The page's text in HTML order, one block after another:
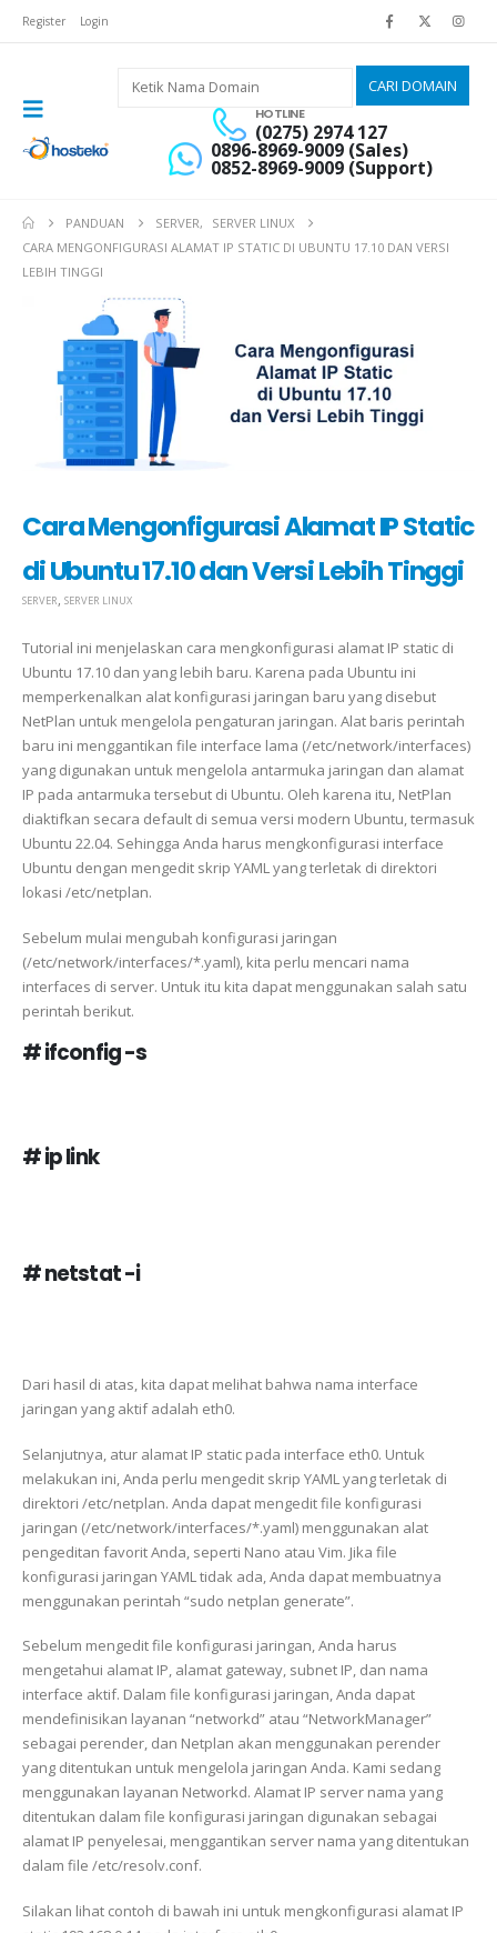
Register Login
HOTLINE
(0275) 2974 127
0896-8969-9009 (Sales)
0852-8969-9009 (Support)
PANDUAN SERVER,
SERVER LINUX
CARA MENGONFIGURASI ALAMAT IP STATIC DI UBUNTU 17.10 DAN VERSI
LEBIH TINGGI
Cara Mengonfigurasi Alamat IP Static
di Ubuntu 17.10 dan Versi Lebih Tinggi
SERVER SERVER LINUX
Tutorial ini menjelaskan cara mengkonfigurasi alamat IP static di
Ubuntu 17.10 dan yang lebih baru. Karena pada Ubuntu ini
memperkenalkan alat konfigurasi jaringan baru yang disebut
NetPlan untuk mengelola pengaturan jaringan. Alat baris perintah
baru ini menggantikan file interface lama (/etc/network/interfaces)
yang digunakan untuk mengelola antarmuka jaringan dan alamat
IP pada antarmuka tersebut di Ubuntu. Oleh karena itu, NetPlan
diaktifkan secara default di semua versi modern Ubuntu, termasuk
Ubuntu 22.04. Sehingga Anda harus mengkonfigurasi interface
Ubuntu dengan mengedit skrip YAML yang terletak di direktori
lokasi /etc/netplan.
Sebelum mulai mengubah konfigurasi jaringan
(/etc/network/interfaces/*.yaml), kita perlu mencari nama
interfaces di server. Untuk itu kita dapat menggunakan salah satu
perintah berikut.
# ifconfig -s
# ip link
# netstat -i
Dari hasil di atas, kita dapat melihat bahwa nama interface
jaringan yang aktif adalah eth0.
Selanjutnya, atur alamat IP static pada interface eth0. Untuk
melakukan ini, Anda perlu mengedit skrip YAML yang terletak di
direktori /etc/netplan. Anda dapat mengedit file konfigurasi
jaringan (/etc/network/interfaces/*.yaml) menggunakan alat
pengeditan favorit Anda, seperti Nano atau Vim. Jika file
konfigurasi jaringan YAML tidak ada, Anda dapat membuatnya
menggunakan perintah “sudo netplan generate”.
Sebelum mengedit file konfigurasi jaringan, Anda harus
mengetahui alamat IP, alamat gateway, subnet IP, dan nama
interface aktif. Dalam file konfigurasi jaringan, Anda dapat
mendefinisikan layanan “networkd” atau “NetworkManager”
sebagai perender, dan Netplan akan menggunakan perender
yang ditentukan untuk mengelola jaringan Anda. Kami sedang
menggunakan layanan Networkd. Alamat IP server nama yang
ditentukan dalam file konfigurasi jaringan digunakan sebagai
alamat IP penyelesai, menggantikan server nama yang ditentukan
dalam file /etc/resolv.conf.
Silakan lihat contoh di bawah ini untuk mengkonfigurasi alamat IP